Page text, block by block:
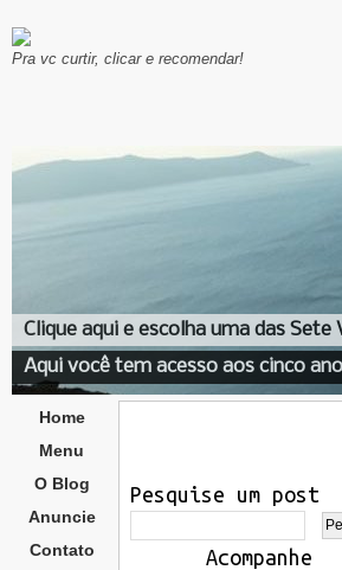
Pra vc curtir, clicar e recomendar!
Clique aqui e escolha uma das
Aqui você tem acesso aos cinco
Home
Menu
O Blog
Anuncie
Contato
Pesquise um post
Acompanhe